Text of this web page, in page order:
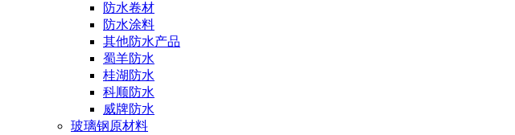
防水卷材
防水涂料
其他防水产品
蜀羊防水
桂湖防水
科顺防水
威牌防水
玻璃钢原材料